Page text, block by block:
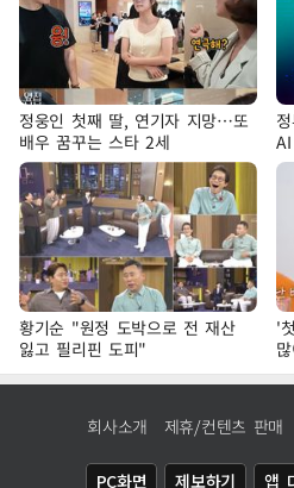
정웅인 첫째 딸, 연기자 지망…또
배우 꿈꾸는 스타 2세
황기순 "원정 도박으로 전 재산
잃고 필리핀 도피"
'
회사소개 제휴/컨텐츠 판매
PC화면 제보하기 앱